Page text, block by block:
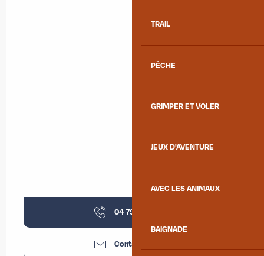
TRAIL
PÊCHE
GRIMPER ET VOLER
JEUX D'AVENTURE
AVEC LES ANIMAUX
BAIGNADE
04 79 05 18▒▒
Contactez-nous